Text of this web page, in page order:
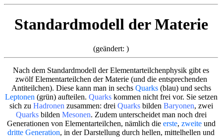
Standardmodell der Materie
(geändert: )
Nach dem Standardmodell der Elementarteilchenphysik gibt es
zwölf Elementarteilchen der Materie (und die entsprechenden
Antiteilchen). Diese kann man in sechs Quarks(blau) und sechs
Leptonen (grün) aufteilen. Quarkskommen nicht frei vor. Sie setzen
sich zu Hadronen zusammen: drei Quarksbilden Baryonen, zwei
Quarksbilden Mesonen. Zudem unterscheidet man noch drei
Generationen von Elementarteilchen, nämlich die erste, zweiteund
dritte Generation, in der Darstellung durch hellen, mittelhellen und